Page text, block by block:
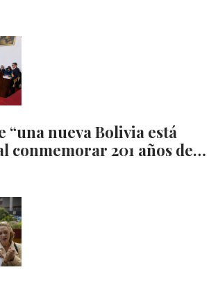
“una nueva Bolivia está
conmemorar 201 años de…